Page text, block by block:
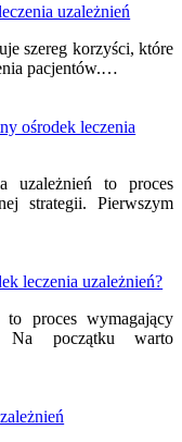
uzależnień
szereg korzyści, które
pacjentów.…
ośrodek leczenia
uzależnień to proces
strategii. Pierwszym
leczenia uzależnień?
to proces wymagający
Na początku warto